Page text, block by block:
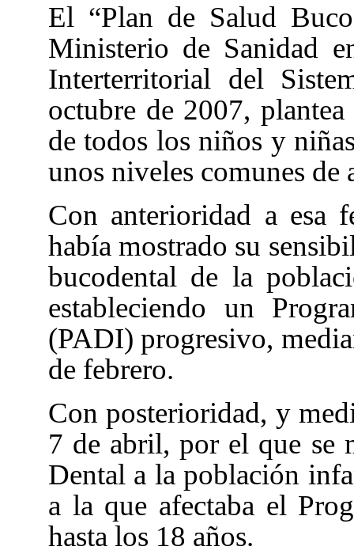
El “Plan de Salud
Ministerio de Sanidad
Interterritorial del
octubre de 2007,
de todos los niños y
unos niveles comunes de
Con anterioridad a esa
había mostrado su
bucodental de la
estableciendo un
(PADI) progresivo,
de febrero.
Con posterioridad, y
7 de abril, por el que se
Dental a la población
a la que afectaba el
hasta los 18 años.